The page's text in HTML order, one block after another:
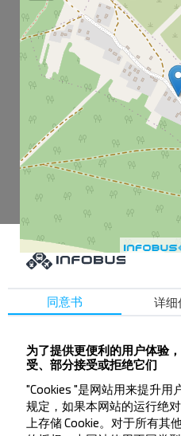
Углы-1同意书 详细
为了提供更便利的用户体验
受、部分接受或拒绝它们
"Cookies "是网站用来提升用
规定，如果本网站的运行绝
上存储 Cookie。对于所有其